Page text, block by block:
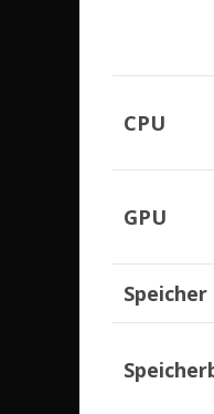
CPU
GPU
Speicher